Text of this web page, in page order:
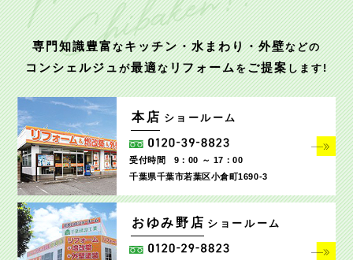
専門知識豊富なキッチン・水まわり・外壁などの
コンシェルジュが最適なリフォームをご提案します!
本店 ショールーム
受付時間
9：00 ～ 17：00
千葉県千葉市若葉区小倉町1690‐3
おゆみ野店 ショールーム